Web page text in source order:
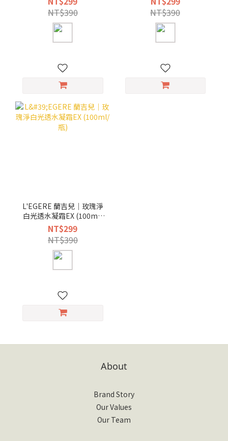
NT$390
NT$390
L'EGERE 蘭吉兒｜玫瑰淨
白光透水凝霜EX (100ml/
瓶)
NT$299
NT$390
About
Brand Story
Our Values
Our Team